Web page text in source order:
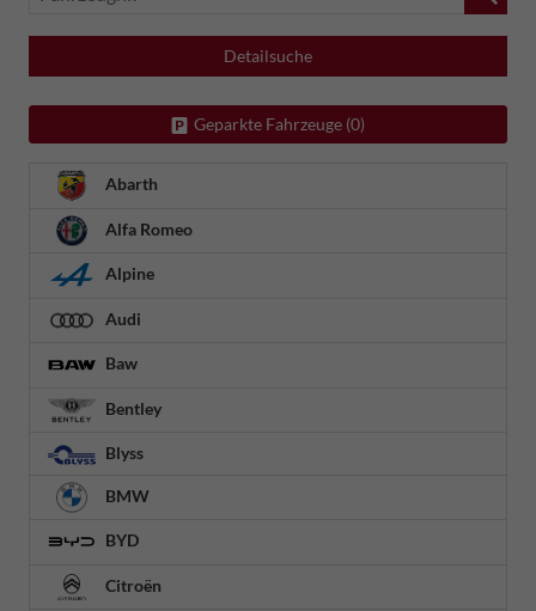
Detailsuche
Geparkte Fahrzeuge (0)
Abarth
Alfa Romeo
Alpine
Audi
Baw
Bentley
Blyss
BMW
BYD
Citroën